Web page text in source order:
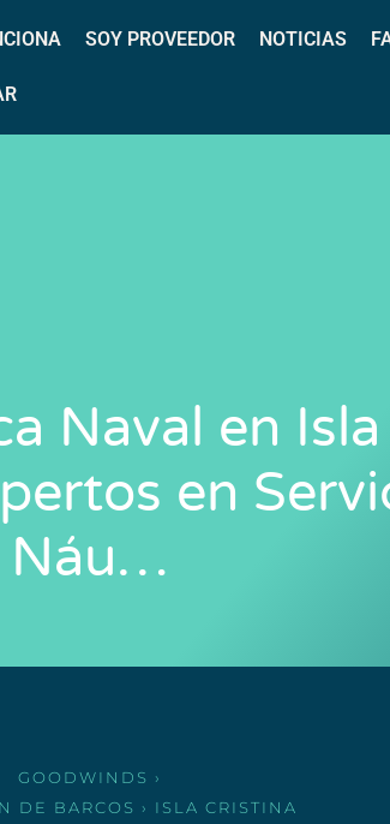
SOY PROVEEDOR NOTICIAS
Naval en Isla
en
Náu…
GOODWINDS ›
DE BARCOS › ISLA CRISTINA